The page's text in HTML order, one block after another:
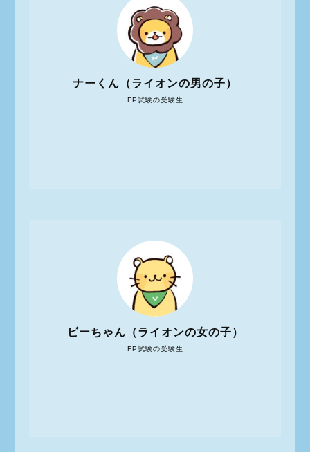
FP試験の受験生
ナーくん（ライオンの男の子）
FP試験の受験生
ビーちゃん（ライオンの女の子）